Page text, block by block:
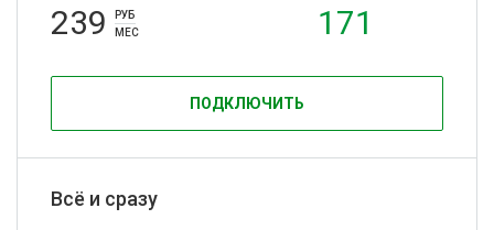
239
РУБ
МЕС
171
ПОДКЛЮЧИТЬ
Всё и сразу